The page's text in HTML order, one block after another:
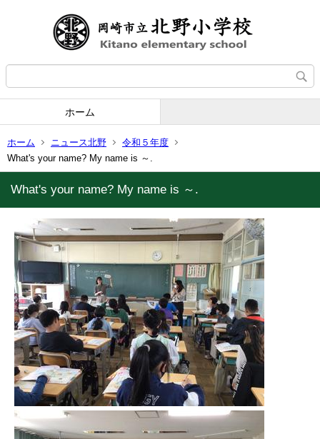
ホーム
ホーム ニュース北野
令和５年度
What's your name? My name is ～.
What's your name? My name is ～.